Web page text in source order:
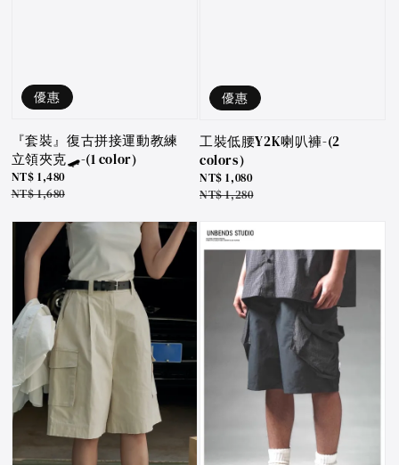
優惠
『套裝』復古拼接運動教練
立領夾克🛹-(1 color)
Sale
price
NT$ 1,480
Regular
NT$ 1,680
優惠
工裝低腰Y2K喇叭褲-(2
colors)
Sale
price
NT$ 1,080
Regular
NT$ 1,280